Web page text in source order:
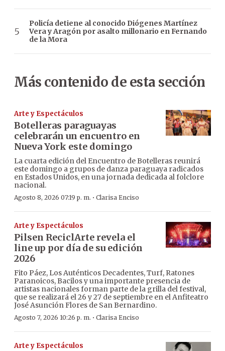
Policía detiene al conocido Diógenes Martínez
Vera y Aragón por asalto millonario en Fernando
de la Mora
Más contenido de esta sección
Arte y Espectáculos
Botelleras paraguayas
celebrarán un encuentro en
Nueva York este domingo
La cuarta edición del Encuentro de Botelleras reunirá
este domingo a grupos de danza paraguaya radicados
en Estados Unidos, en una jornada dedicada al folclore
nacional.
Agosto 8, 2026 07:19 p. m. · Clarisa Enciso
Arte y Espectáculos
Pilsen ReciclArte revela el
line up por día de su edición
2026
Fito Páez, Los Auténticos Decadentes, Turf, Ratones
Paranoicos, Bacilos y una importante presencia de
artistas nacionales forman parte de la grilla del festival,
que se realizará el 26 y 27 de septiembre en el Anfiteatro
José Asunción Flores de San Bernardino.
Agosto 7, 2026 10:26 p. m. · Clarisa Enciso
Arte y Espectáculos